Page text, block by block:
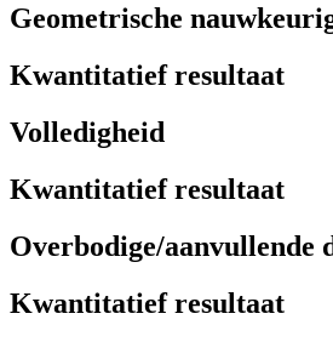
Geometrische
Kwantitatief resultaat
Volledigheid
Kwantitatief resultaat
Overbodige/aanvullende
Kwantitatief resultaat